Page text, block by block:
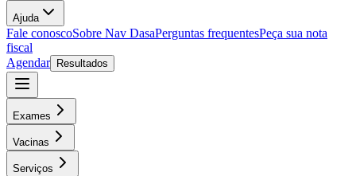
Ajuda
Fale conoscoSobre Nav DasaPerguntas frequentesPeça sua nota
fiscal
Agendar
Resultados
Exames
Vacinas
Serviços